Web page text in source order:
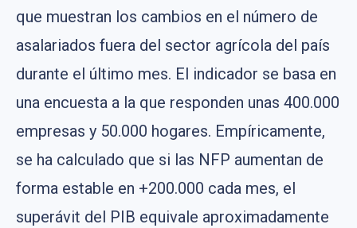
que muestran los cambios en el número de
asalariados fuera del sector agrícola del país
durante el último mes. El indicador se basa en
una encuesta a la que responden unas 400.000
empresas y 50.000 hogares. Empíricamente,
se ha calculado que si las NFP aumentan de
forma estable en +200.000 cada mes, el
superávit del PIB equivale aproximadamente